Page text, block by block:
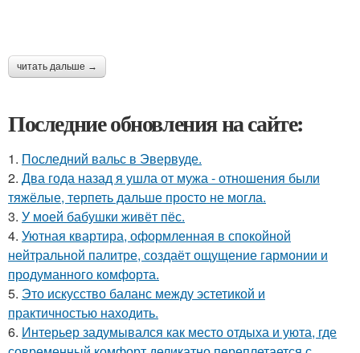
читать дальше →
Последние обновления на сайте:
1. Последний вальс в Эвервуде.
2. Два года назад я ушла от мужа - отношения были
тяжёлые, терпеть дальше просто не могла.
3. У моей бабушки живёт пёс.
4. Уютная квартира, оформленная в спокойной
нейтральной палитре, создаёт ощущение гармонии и
продуманного комфорта.
5. Это искусство баланс между эстетикой и
практичностью находить.
6. Интерьер задумывался как место отдыха и уюта, где